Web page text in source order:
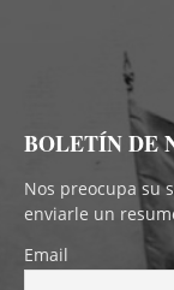
BOLETÍN DE
Nos preocupa su
enviarle un
Email